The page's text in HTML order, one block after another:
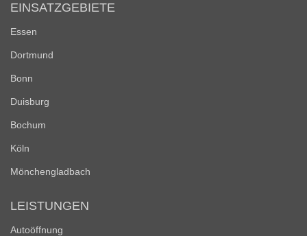
EINSATZGEBIETE
Essen
Dortmund
Bonn
Duisburg
Bochum
Köln
Mönchengladbach
LEISTUNGEN
Autoöffnung